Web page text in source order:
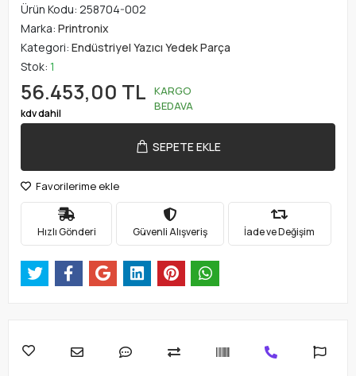
Ürün Kodu: 258704-002
Marka: Printronix
Kategori: Endüstriyel Yazıcı Yedek Parça
Stok: 1
56.453,00 TL
kdv dahil
KARGO
BEDAVA
SEPETE EKLE
Favorilerime ekle
Hızlı Gönderi Güvenli Alışveriş İade ve Değişim